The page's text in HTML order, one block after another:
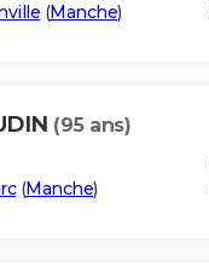
(Manche)
(95 ans)
(Manche)